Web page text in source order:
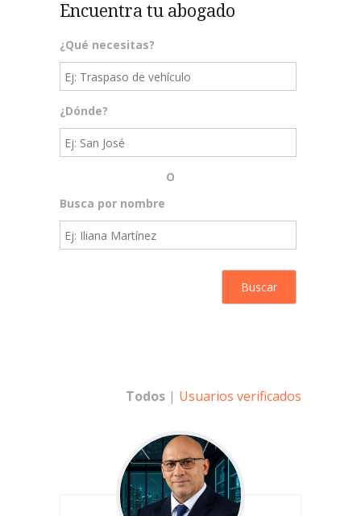
Encuentra tu abogado
¿Qué necesitas?
¿Dónde?
O
Busca por nombre
Todos | Usuarios verificados